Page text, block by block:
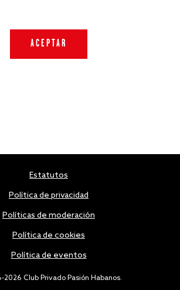
2026 Club Privado Pasión Habanos.
Estatutos
Política de privacidad
Políticas de moderación
Política de cookies
Política de eventos